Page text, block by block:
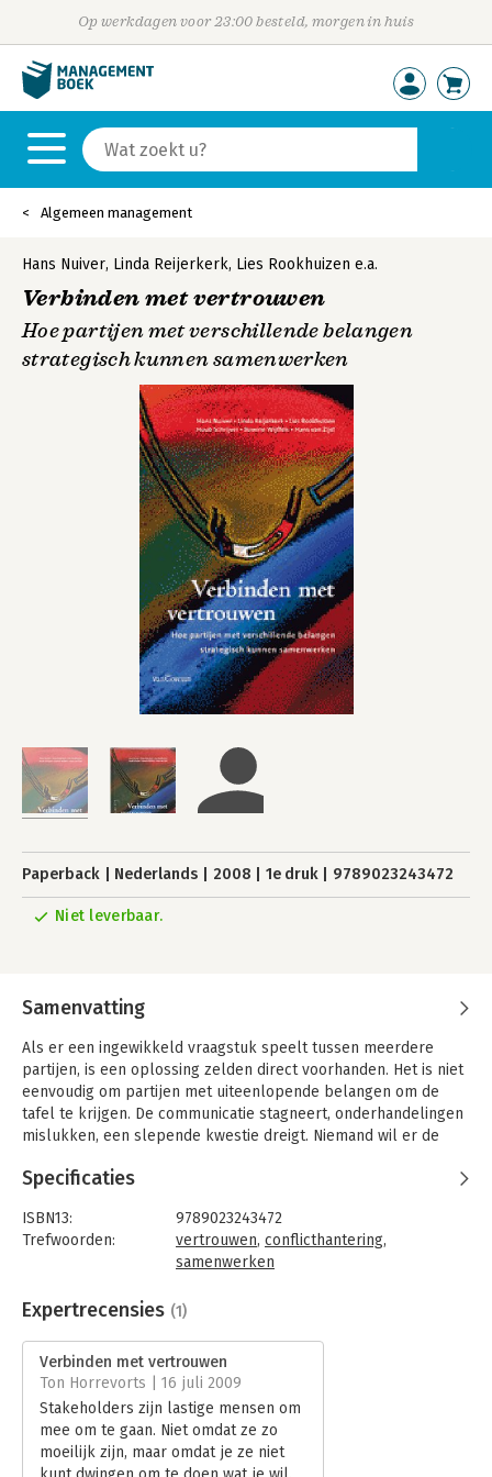
Op werkdagen voor 23:00 besteld, morgen in huis
Algemeen management
Hans Nuiver, Linda Reijerkerk, Lies Rookhuizen e.a.
Verbinden met vertrouwen
Hoe partijen met verschillende belangen
strategisch kunnen samenwerken
Paperback Nederlands 2008 1e druk 9789023243472
Niet leverbaar.
Samenvatting
Als er een ingewikkeld vraagstuk speelt tussen meerdere
partijen, is een oplossing zelden direct voorhanden. Het is niet
eenvoudig om partijen met uiteenlopende belangen om de
tafel te krijgen. De communicatie stagneert, onderhandelingen
mislukken, een slepende kwestie dreigt. Niemand wil er de
'Verbinden met vertrouwen' beschrijft een succesvolle aanpak
om in een dergelijke situatie een oplossing te vinden.
Stapsgewijs schetsen de auteurs het proces om partijen met
botsende belangen tot oplossingen te laten komen. Of het nu
gebied of het totstandbrengen van een bestuurlijke fusie.
Hoe krijgen partijen oog voor elkaars standpunten? Onder
welke voorwaarden willen zij over een oplossing nadenken?
Wat kunnen zij naast onderhandelen nog meer doen? Hoe
zorgen zij voor een gedragen én uitvoerbare oplossing?
De auteurs baseren hun aanpak op ervaring met interactieve
beleidsontwikkeling, mediation en bemiddeling in
Specificaties
ISBN13:
9789023243472
Trefwoorden:
vertrouwen, conflicthantering,
samenwerken
Bindwijze:
paperback
Uitgever:
Koninklijke van Gorcum
Druk:
1
Verschijningsdatum:
31-12-2007
Hoofdrubriek: Algemeen management
Expertrecensies (1)
Verbinden met vertrouwen
Ton Horrevorts | 16 juli 2009
Stakeholders zijn lastige mensen om
mee om te gaan. Niet omdat ze zo
moeilijk zijn, maar omdat je ze niet